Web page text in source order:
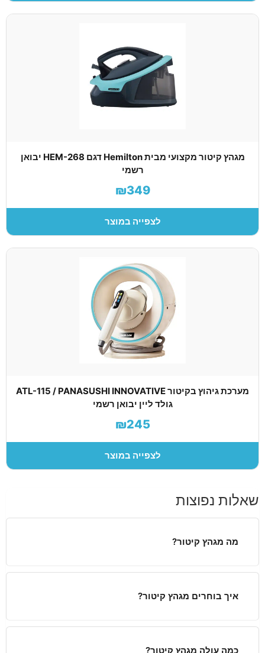
מגהץ קיטור מקצועי מבית Hemilton דגם HEM-268 יבואן
רשמי
₪349
לצפייה במוצר
מערכת גיהוץ בקיטור ATL-115 / PANASUSHI INNOVATIVE
גולד ליין יבואן רשמי
₪245
לצפייה במוצר
שאלות נפוצות
מה מגהץ קיטור?
איך בוחרים מגהץ קיטור?
כמה עולה מגהץ קיטור?